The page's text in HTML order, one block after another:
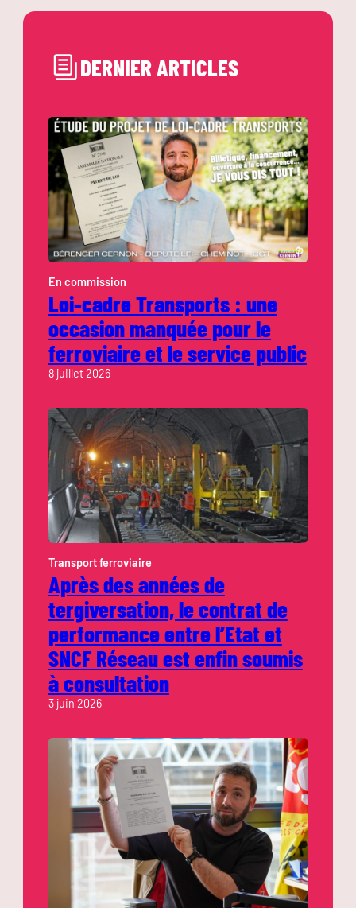
DERNIER ARTICLES
En commission
Loi-cadre Transports : une
occasion manquée pour le
ferroviaire et le service public
8 juillet 2026
Transport ferroviaire
Après des années de
tergiversation, le contrat de
performance entre l’Etat et
SNCF Réseau est enfin soumis
à consultation
3 juin 2026